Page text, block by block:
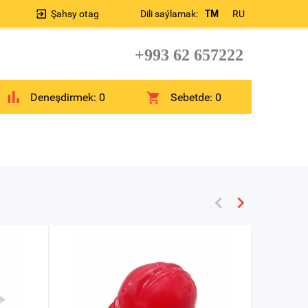
Dili saýlamak: TM RU
Şahsy otag
+993 62 657222
Deneşdirmek: 0 Sebetde:0